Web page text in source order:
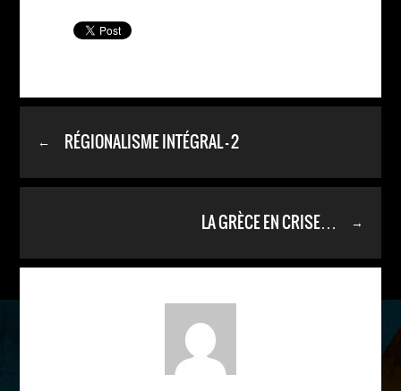
← RÉGIONALISME INTÉGRAL – 2
→
LA GRÈCE EN CRISE…